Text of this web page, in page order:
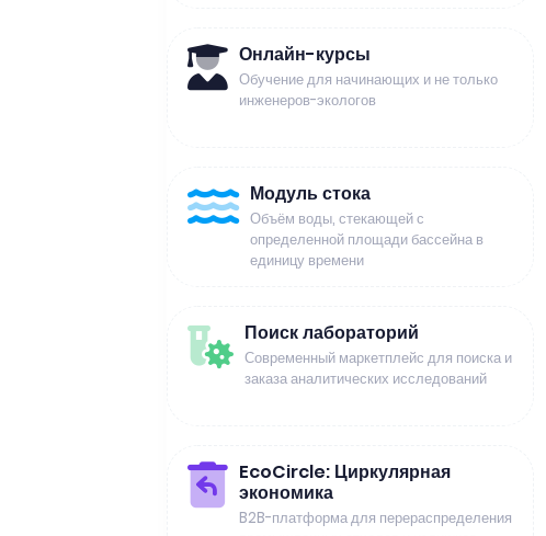
Онлайн-курсы
Обучение для начинающих и не только
инженеров-экологов
Модуль стока
Объём воды, стекающей с
определенной площади бассейна в
единицу времени
Поиск лабораторий
Современный маркетплейс для поиска и
заказа аналитических исследований
EcoCircle: Циркулярная
экономика
B2B-платформа для перераспределения